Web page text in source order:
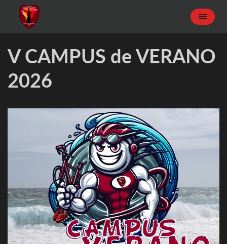
V CAMPUS de VERANO
2026